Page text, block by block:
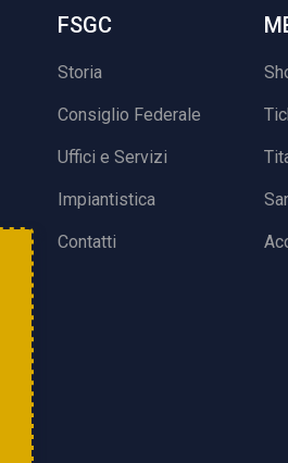
FSGC
Storia
Consiglio Federale
Uffici e Servizi
Impiantistica
Contatti